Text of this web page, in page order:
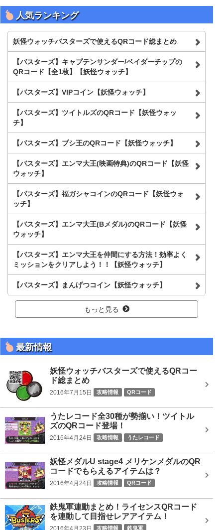
を
検
索
人気ランキング
妖怪ウォッチバスターズで使えるQRコード総まとめ
【バスターズ】キャプテンサンダー/ベイダーチップの
QRコード【全1枚】【妖怪ウォッチ】
【バスターズ】VIPコイン【妖怪ウォッチ】
【バスターズ】ツイトルズのQRコード【妖怪ウォッ
チ】
【バスターズ】ブシ王のQRコード【妖怪ウォッチ】
【バスターズ】エンマ大王(映画特典)のQRコード【妖怪
ウォッチ】
【バスターズ】福ガシャコインのQRコード【妖怪ウォ
ッチ】
【バスターズ】エンマ大王(Bメダル)のQRコード【妖怪
ウォッチ】
【バスターズ】エンマ大王を仲間にする方法！効率よく
ミッションをクリアしよう！！【妖怪ウォッチ】
【バスターズ】まんげつコイン【妖怪ウォッチ】
もっと見る
最新情報
妖怪ウォッチバスターズで使えるQRコー
ド総まとめ
2016年7月15日 攻略情報 QRコード
うたレコード全30種が勢揃い！ツイトル
ズのQRコード登場！
2016年4月24日 攻略情報 うたレコード
妖怪メダルU stage4 メリケンメダルのQR
コードでもらえるアイテムは？
2016年4月24日 攻略情報 QRコード
鉄鬼軍連動まとめ！ライセンスQRコード
を連動して目指せレアアイテム！
2016年4月23日 攻略情報 鉄鬼軍